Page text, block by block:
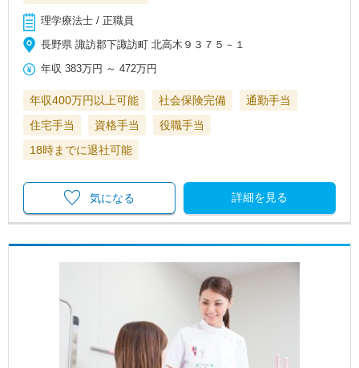
理学療法士 / 正職員
長野県 諏訪郡下諏訪町 北高木９３７５－１
年収 383万円 ～472万円
年収400万円以上可能 社会保険完備
通勤手当
住宅手当
資格手当
役職手当
18時までに退社可能
詳細を見る
気になる